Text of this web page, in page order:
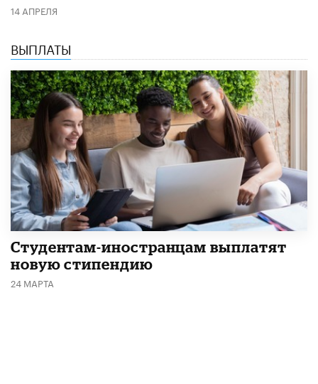
14 АПРЕЛЯ
ВЫПЛАТЫ
Студентам-иностранцам выплатят
новую стипендию
24 МАРТА